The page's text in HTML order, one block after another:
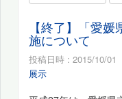
【終了】「愛
施について
投稿日時 : 2015/10/01
展示